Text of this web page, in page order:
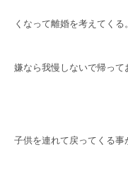
こんな様な状
くなって離婚を考えてくる。
最近では両親
嫌なら我慢しないで帰って
でとなり
若い人のみな
子供を連れて戻ってくる事
珍しいことで